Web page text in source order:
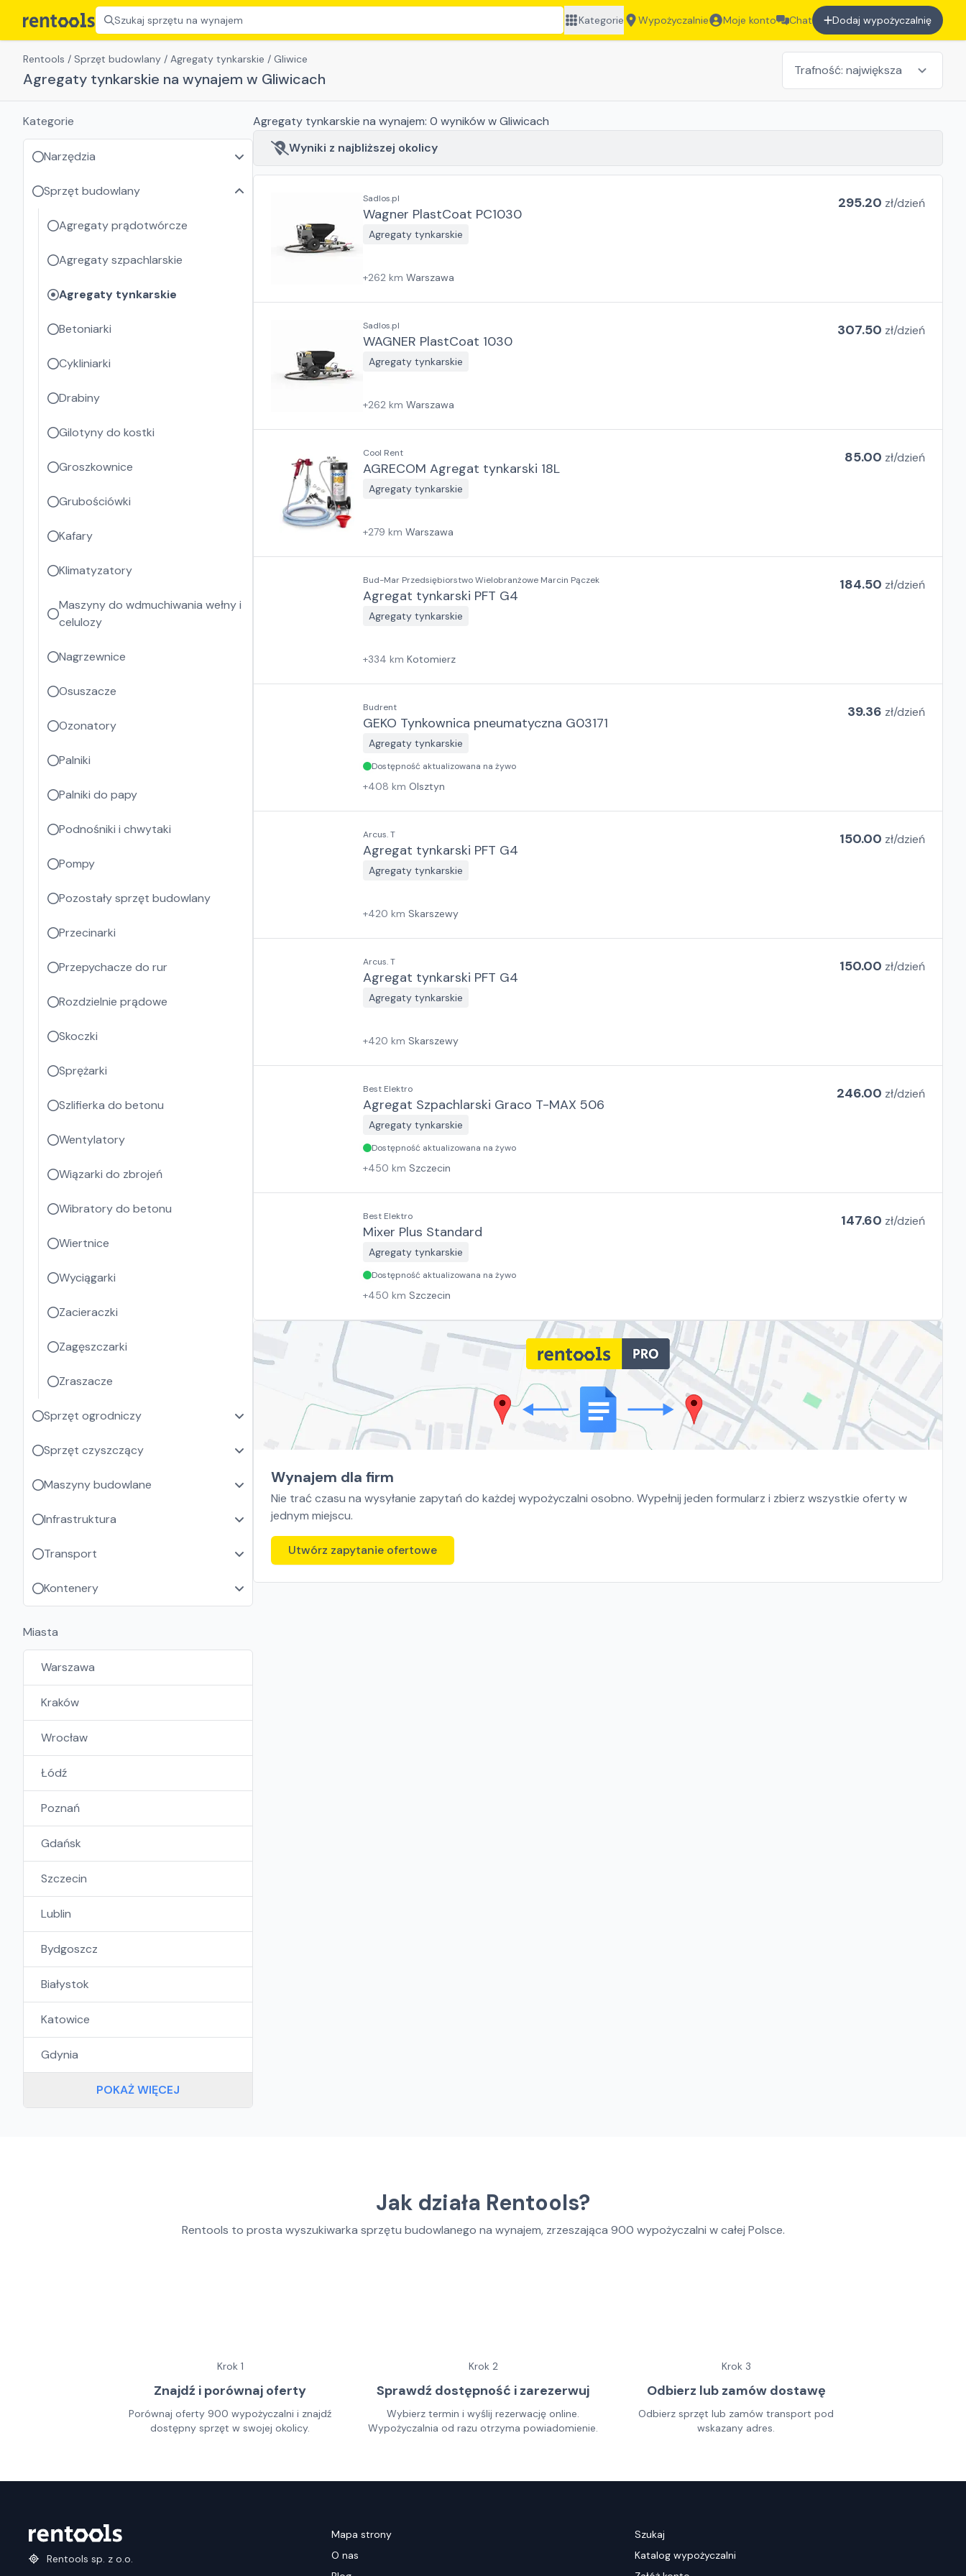
Szukaj sprzętu na wynajem Kategorie Wypożyczalnie Moje konto Chat Dodaj wypożyczalnię
Rentools / Sprzęt budowlany / Agregaty tynkarskie / Gliwice
Agregaty tynkarskie na wynajem w Gliwicach
Agregaty tynkarskie na wynajem: 0 wynikóww Gliwicach
Wyniki z najbliższej okolicy
Sadlos.pl
Wagner PlastCoat PC1030
Agregaty tynkarskie
295.20 zł/dzień
+262 km Warszawa
Sadlos.pl
WAGNER PlastCoat 1030
Agregaty tynkarskie
307.50 zł/dzień
+262 km Warszawa
Cool Rent
AGRECOM Agregat tynkarski 18L
Agregaty tynkarskie
85.00 zł/dzień
+279 km Warszawa
Bud-Mar Przedsiębiorstwo Wielobranżowe Marcin Pączek
Agregat tynkarski PFT G4
Agregaty tynkarskie
184.50 zł/dzień
+334 km Kotomierz
Budrent
GEKO Tynkownica pneumatyczna G03171
Agregaty tynkarskie
39.36 zł/dzień
Dostępność aktualizowana na żywo
+408 km Olsztyn
Arcus. T
Agregat tynkarski PFT G4
Agregaty tynkarskie
150.00 zł/dzień
+420 km Skarszewy
Arcus. T
Agregat tynkarski PFT G4
Agregaty tynkarskie
150.00 zł/dzień
+420 km Skarszewy
Best Elektro
Agregat Szpachlarski Graco T-MAX 506
Agregaty tynkarskie
246.00 zł/dzień
Dostępność aktualizowana na żywo
+450 km Szczecin
Best Elektro
Mixer Plus Standard
Agregaty tynkarskie
147.60 zł/dzień
Dostępność aktualizowana na żywo
+450 km Szczecin
Wynajem dla firm
Nie trać czasu na wysyłanie zapytań do każdej wypożyczalni osobno. Wypełnij jeden formularz i zbierz wszystkie oferty w
jednym miejscu.
Utwórz zapytanie ofertowe
Kategorie
Narzędzia
Sprzęt budowlany
Agregaty prądotwórcze
Agregaty szpachlarskie
Agregaty tynkarskie
Betoniarki
Cykliniarki
Drabiny
Gilotyny do kostki
Groszkownice
Grubościówki
Kafary
Klimatyzatory
Maszyny do wdmuchiwania wełny i
celulozy
Nagrzewnice
Osuszacze
Ozonatory
Palniki
Palniki do papy
Podnośniki i chwytaki
Pompy
Pozostały sprzęt budowlany
Przecinarki
Przepychacze do rur
Rozdzielnie prądowe
Skoczki
Sprężarki
Szlifierka do betonu
Wentylatory
Wiązarki do zbrojeń
Wibratory do betonu
Wiertnice
Wyciągarki
Zacieraczki
Zagęszczarki
Zraszacze
Sprzęt ogrodniczy
Sprzęt czyszczący
Maszyny budowlane
Infrastruktura
Transport
Kontenery
Miasta
Warszawa
Kraków
Wrocław
Łódź
Poznań
Gdańsk
Szczecin
Lublin
Bydgoszcz
Białystok
Katowice
Gdynia
POKAŻ WIĘCEJ
Jak działa Rentools?
Rentools to prosta wyszukiwarka sprzętu budowlanego na wynajem, zrzeszająca 900 wypożyczalni w całej Polsce.
Krok 1
Znajdź i porównaj oferty
Porównaj oferty 900 wypożyczalni i znajdź
dostępny sprzęt w swojej okolicy.
Krok 2
Sprawdź dostępność i zarezerwuj
Wybierz termin i wyślij rezerwację online.
Wypożyczalnia od razu otrzyma powiadomienie.
Krok 3
Odbierz lub zamów dostawę
Odbierz sprzęt lub zamów transport pod
wskazany adres.
Rentools sp. z o.o.
Mapa strony
O nas
Szukaj
Katalog wypożyczalni